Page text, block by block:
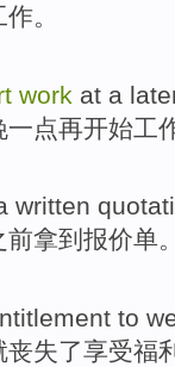
作。
work at a
一点再开始工
written
前拿到 报价单
to
丧失了享受福